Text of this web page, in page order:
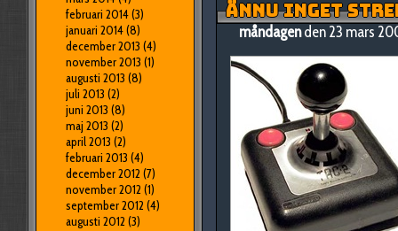
februari 2014(3)
januari 2014(8)
december 2013 (4)
november 2013 (1)
augusti 2013 (8)
juli 2013 (2)
juni 2013 (8)
maj 2013 (2)
april 2013 (2)
februari 2013 (4)
december 2012 (7)
november 2012 (1)
september 2012 (4)
augusti 2012 (3)
ÄNNU INGET
måndagenden 23 mars